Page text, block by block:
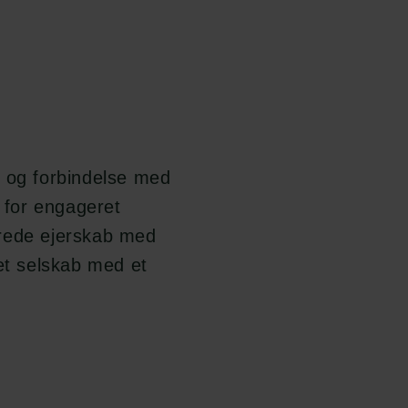
forbindelse med
engageret
ejerskab med
selskab med et